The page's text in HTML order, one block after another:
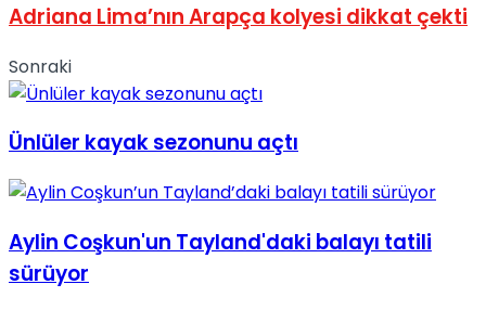
Adriana Lima’nın Arapça kolyesi dikkat çekti
Sonraki
Ünlüler kayak sezonunu açtı
Aylin Coşkun'un Tayland'daki balayı tatili
sürüyor